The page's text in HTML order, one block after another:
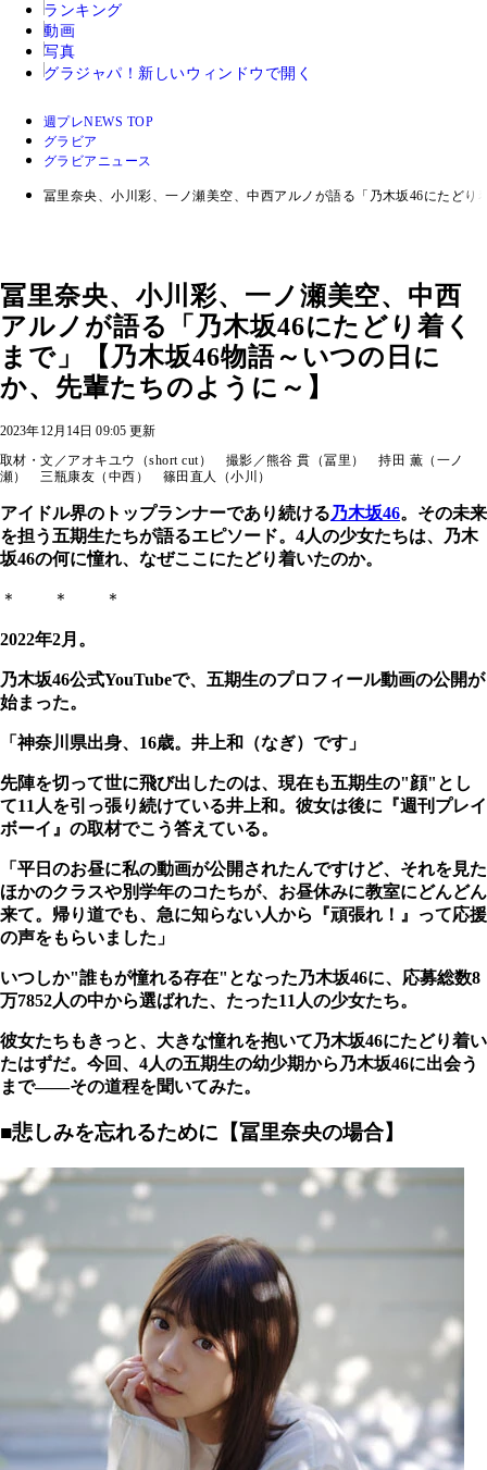
ランキング
動画
写真
グラジャパ！ 新しいウィンドウで開く
週プレNEWS TOP
グラビア
グラビアニュース
冨里奈央、小川彩、一ノ瀬美空、中西アルノが語る「乃木坂46にたど
冨里奈央、小川彩、一ノ瀬美空、中西
アルノが語る「乃木坂46にたどり着く
まで」【乃木坂46物語～いつの日に
か、先輩たちのように～】
2023年12月14日 09:05 更新
取材・文／アオキユウ（short cut） 撮影／熊谷 貫（冨里） 持田 薫（一ノ
瀬） 三瓶康友（中西） 篠田直人（小川）
アイドル界のトップランナーであり続ける乃木坂46。その未来
を担う五期生たちが語るエピソード。4人の少女たちは、乃木
坂46の何に憧れ、なぜここにたどり着いたのか。
＊ ＊ ＊
2022年2月。
乃木坂46公式YouTubeで、五期生のプロフィール動画の公開が
始まった。
「神奈川県出身、16歳。井上和（なぎ）です」
先陣を切って世に飛び出したのは、現在も五期生の"顔"とし
て11人を引っ張り続けている井上和。彼女は後に『週刊プレイ
ボーイ』の取材でこう答えている。
「平日のお昼に私の動画が公開されたんですけど、それを見た
ほかのクラスや別学年のコたちが、お昼休みに教室にどんどん
来て。帰り道でも、急に知らない人から『頑張れ！』って応援
の声をもらいました」
いつしか"誰もが憧れる存在"となった乃木坂46に、応募総数8
万7852人の中から選ばれた、たった11人の少女たち。
彼女たちもきっと、大きな憧れを抱いて乃木坂46にたどり着い
たはずだ。今回、4人の五期生の幼少期から乃木坂46に出会う
まで――その道程を聞いてみた。
■悲しみを忘れるために【冨里奈央の場合】